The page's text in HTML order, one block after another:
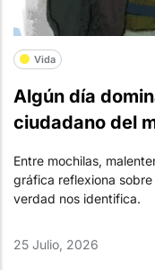
Vida
Algún día
ciudadano del
Entre mochilas,
gráfica reflexiona
verdad nos identifica.
25 Julio, 2026